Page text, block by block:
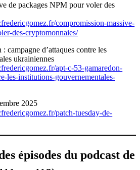
de packages NPM pour voler des
compromission-massive-
des-cryptomonnaies/
campagne d’attaques contre les
ukrainiennes
apt-c-53-gamaredon-
les-institutions-gouvernementales-
2025
patch-tuesday-de-
épisodes du podcast de